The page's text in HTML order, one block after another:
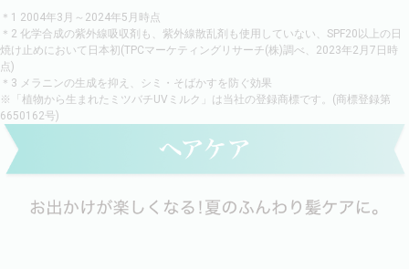
＊1 2004年3月～2024年5月時点
＊2 化学合成の紫外線吸収剤も、紫外線散乱剤も使用していない、SPF20以上の日
焼け止めにおいて日本初(TPCマーケティングリサーチ(株)調べ、2023年2月7日時
点)
＊3 メラニンの生成を抑え、シミ・そばかすを防ぐ効果
※「植物から生まれたミツバチUVミルク」は当社の登録商標です。(商標登録第
6650162号)